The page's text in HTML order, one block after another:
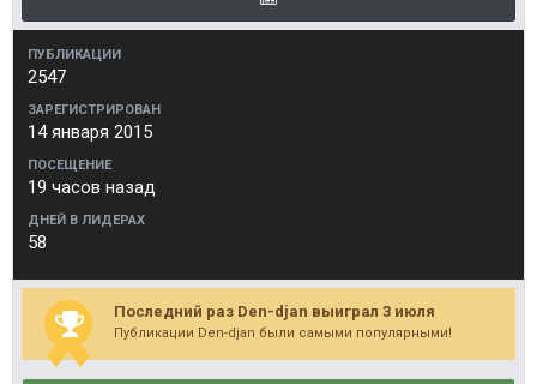
ПУБЛИКАЦИИ
2547
ЗАРЕГИСТРИРОВАН
14 января 2015
ПОСЕЩЕНИЕ
19 часов назад
ДНЕЙ В ЛИДЕРАХ
58
Последний раз Den-djan выиграл 3 июля
Публикации Den-djan были самыми популярными!